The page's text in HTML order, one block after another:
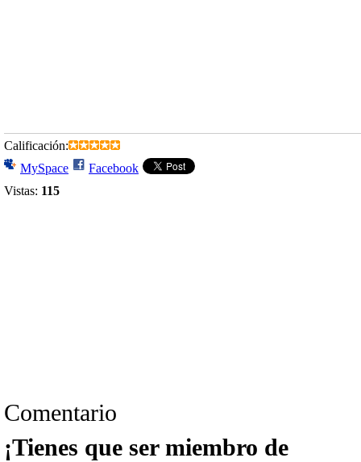
Calificación:
MySpace
Facebook
Vistas: 115
Comentario
¡Tienes que ser miembro de